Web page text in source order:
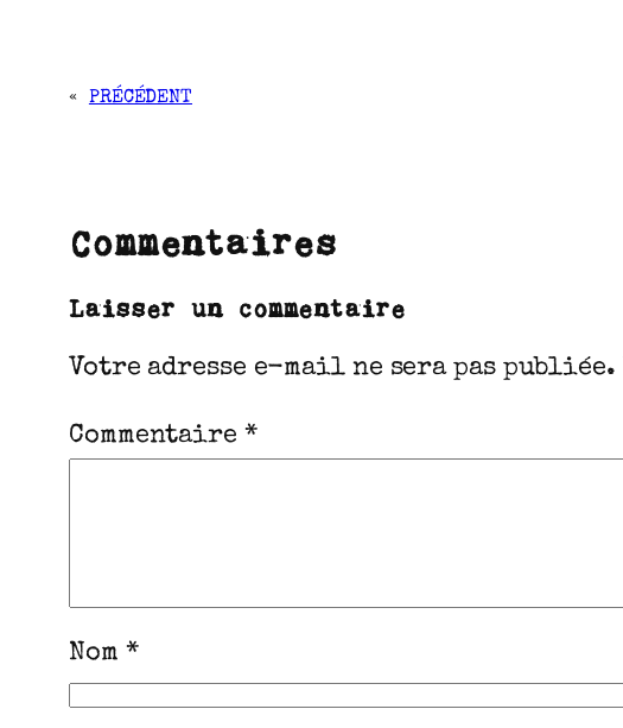
« PRÉCÉDENT
Commentaires
Laisser un commentaire
Votre adresse e-mail ne sera pas publiée.
Commentaire *
Nom *